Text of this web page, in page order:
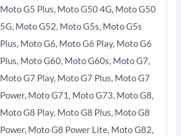
Moto G5 Plus, Moto G50 4G, Moto G50
5G, Moto G52, Moto G5s, Moto G5s
Plus, Moto G6, Moto G6 Play, Moto G6
Plus, Moto G60, Moto G60s, Moto G7,
Moto G7 Play, Moto G7 Plus, Moto G7
Power, Moto G71, Moto G73, Moto G8,
Moto G8 Play, Moto G8 Plus, Moto G8
Power, Moto G8 Power Lite, Moto G82,